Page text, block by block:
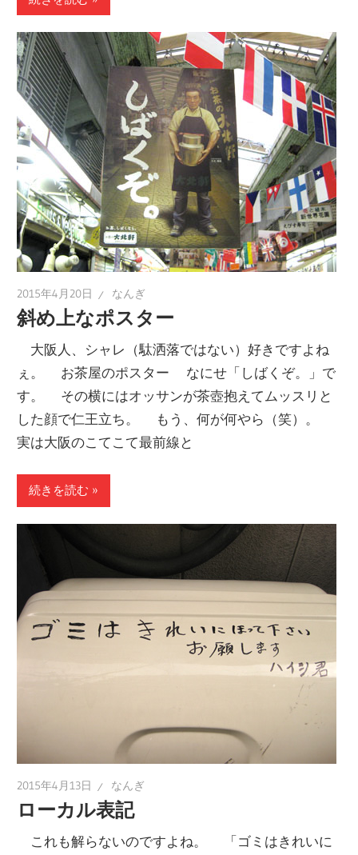
2015年4月20日 なんぎ
斜め上なポスター
大阪人、シャレ（駄洒落ではない）好きですよね
ぇ。 お茶屋のポスター なにせ「しばくぞ。」で
す。 その横にはオッサンが茶壺抱えてムッスリと
した顔で仁王立ち。 もう、何が何やら（笑）。
実は大阪のこてこて最前線と
続きを読む
2015年4月13日 なんぎ
ローカル表記
これも解らないのですよね。 「ゴミはきれいに